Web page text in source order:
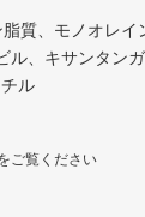
質、モノオレイ
、キサンタン
ル
ご覧ください